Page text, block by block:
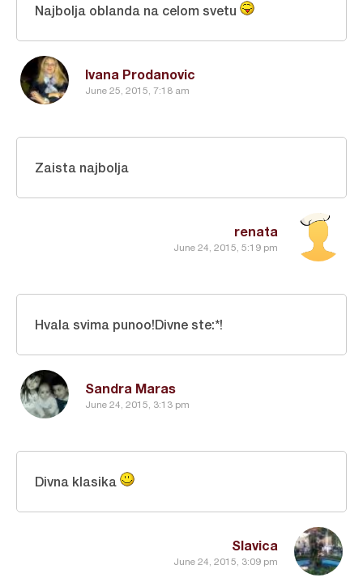
Ivana Prodanovic
June 25, 2015, 7:18 am
Najbolja oblanda na celom svetu
renata
June 24, 2015, 5:19 pm
Zaista najbolja
Sandra Maras
June 24, 2015, 3:13 pm
Hvala svima punoo!Divne ste:*!
Slavica
June 24, 2015, 3:09 pm
Divna klasika